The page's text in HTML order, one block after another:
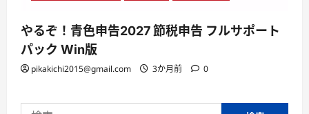
やるぞ！青色申告2027 節税申告 フルサポート
パック Win版
pikakichi2015@gmail.com 3か月前 0